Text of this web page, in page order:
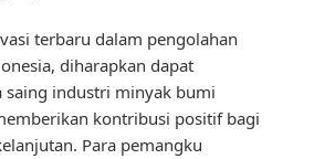
terbaru dalam pengolahan
diharapkan dapat
saing industri minyak bumi
kontribusi positif bagi
Para pemangku